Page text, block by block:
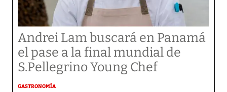
Andrei Lam buscará en Panamá
el pase a la final mundial de
S.Pellegrino Young Chef
GASTRONOMÍA